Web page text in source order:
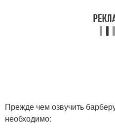
Прежде чем озвучить
необходимо: